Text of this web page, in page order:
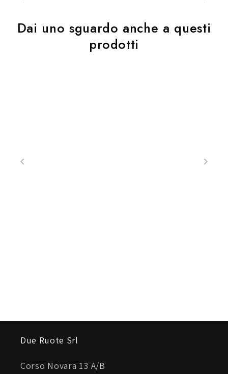
Dai uno sguardo anche a questi
prodotti
Due Ruote Srl
Corso Novara 13 A/B